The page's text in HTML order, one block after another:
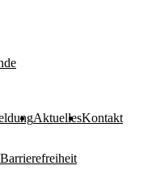
AktuellesKontakt
Barrierefreiheit